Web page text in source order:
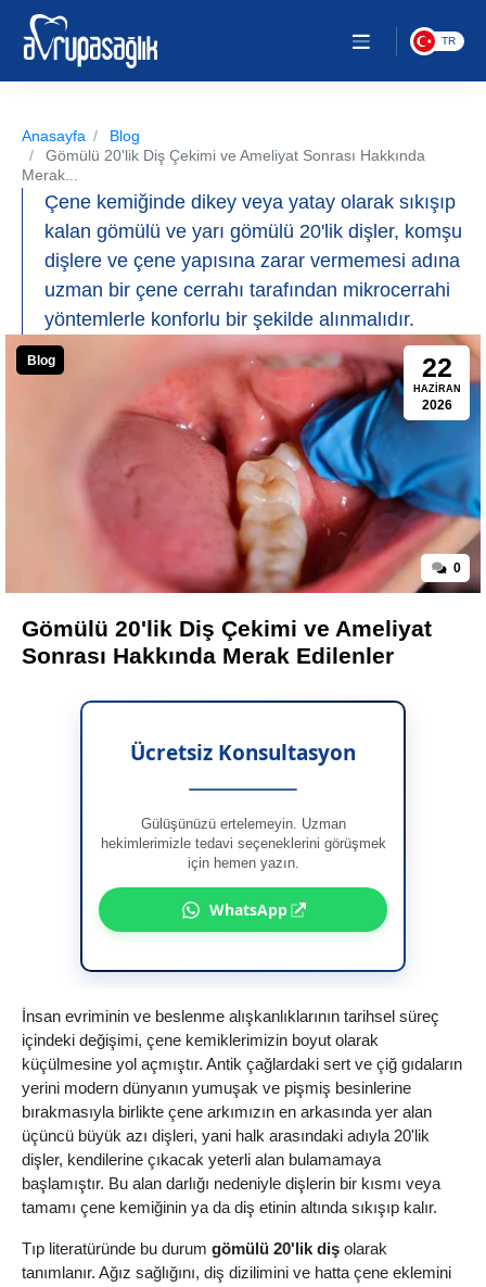
TR
Anasayfa
Blog
Gömülü 20'lik Diş Çekimi ve Ameliyat Sonrası Hakkında
Merak...
Çene kemiğinde dikey veya yatay olarak sıkışıp
kalan gömülü ve yarı gömülü 20'lik dişler, komşu
dişlere ve çene yapısına zarar vermemesi adına
uzman bir çene cerrahı tarafından mikrocerrahi
yöntemlerle konforlu bir şekilde alınmalıdır.
Blog 22
HAZIRAN
2026
0
Gömülü 20'lik Diş Çekimi ve Ameliyat
Sonrası Hakkında Merak Edilenler
Ücretsiz Konsultasyon
Gülüşünüzü ertelemeyin. Uzman
hekimlerimizle tedavi seçeneklerini görüşmek
için hemen yazın.
WhatsApp
İnsan evriminin ve beslenme alışkanlıklarının tarihsel süreç
içindeki değişimi, çene kemiklerimizin boyut olarak
küçülmesine yol açmıştır. Antik çağlardaki sert ve çiğ gıdaların
yerini modern dünyanın yumuşak ve pişmiş besinlerine
bırakmasıyla birlikte çene arkımızın en arkasında yer alan
üçüncü büyük azı dişleri, yani halk arasındaki adıyla 20'lik
dişler, kendilerine çıkacak yeterli alan bulamamaya
başlamıştır. Bu alan darlığı nedeniyle dişlerin bir kısmı veya
tamamı çene kemiğinin ya da diş etinin altında sıkışıp kalır.
Tıp literatüründe bu durum gömülü 20'lik diş olarak
tanımlanır. Ağız sağlığını, diş dizilimini ve hatta çene eklemini